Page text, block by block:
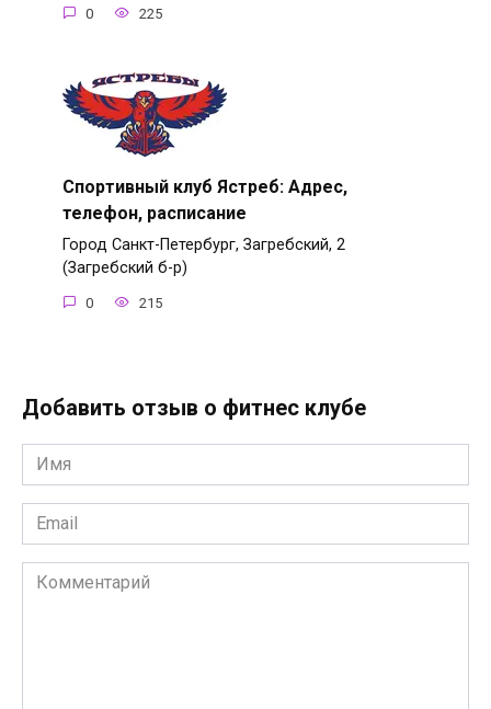
0 225
Спортивный клуб Ястреб: Адрес,
телефон, расписание
Город Санкт-Петербург, Загребский, 2
(Загребский б-р)
0 215
Добавить отзыв о фитнес клубе
Имя
*
Email
*
Комментарий